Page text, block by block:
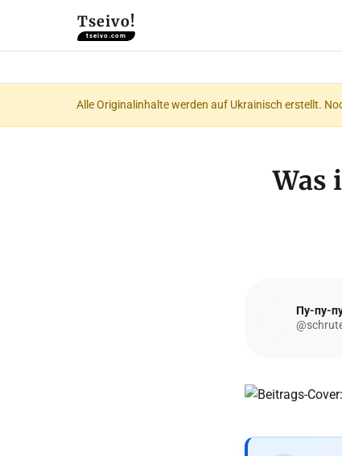
Tseivo!
tseivo.com
Alle Originalinhalte werden auf Ukrainisch erstellt.
Was
Пу-пу-